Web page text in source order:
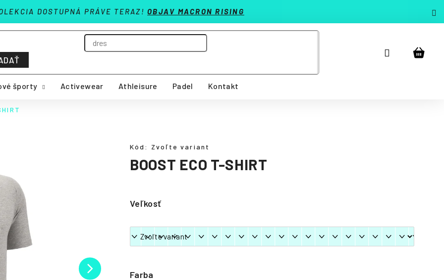
DOSTUPNÁ PRÁVE TERAZ!OBJAV MACRON RISING
Prihlásenie
športy Activewear Athleisure Padel Kontakt
BOOST ECO T-SHIRT
Farba
Veľkosť
Kód: Zvoľte variant